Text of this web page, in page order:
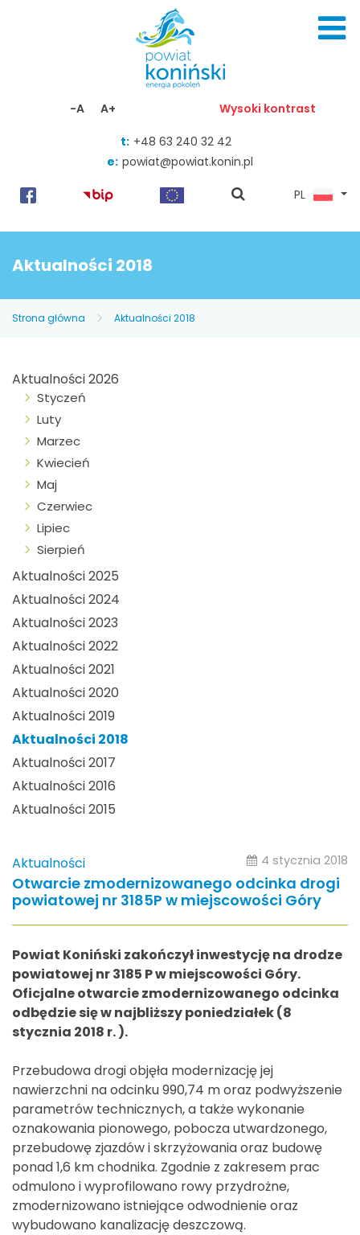
-A A+ Wysoki kontrast
t: +48 63 240 32 42
e: powiat@powiat.konin.pl
pokaż
PL
Aktualności 2018
Strona główna Aktualności 2018
Aktualności 2026
Styczeń
Luty
Marzec
Kwiecień
Maj
Czerwiec
Lipiec
Sierpień
Aktualności 2025
Aktualności 2024
Aktualności 2023
Aktualności 2022
Aktualności 2021
Aktualności 2020
Aktualności 2019
Aktualności 2018
Aktualności 2017
Aktualności 2016
Aktualności 2015
Aktualności 4 stycznia 2018
Otwarcie zmodernizowanego odcinka drogi
powiatowej nr 3185P w miejscowości Góry
Powiat Koniński zakończył inwestycję na drodze
powiatowej nr 3185 P w miejscowości Góry.
Oficjalne otwarcie zmodernizowanego odcinka
odbędzie się w najbliższy poniedziałek (8
stycznia 2018 r. ).
Przebudowa drogi objęła modernizację jej
nawierzchni na odcinku 990,74 m oraz podwyższenie
parametrów technicznych, a także wykonanie
oznakowania pionowego, pobocza utwardzonego,
przebudowę zjazdów i skrzyżowania oraz budowę
ponad 1,6 km chodnika. Zgodnie z zakresem prac
odmulono i wyprofilowano rowy przydrożne,
zmodernizowano istniejące odwodnienie oraz
wybudowano kanalizację deszczową.